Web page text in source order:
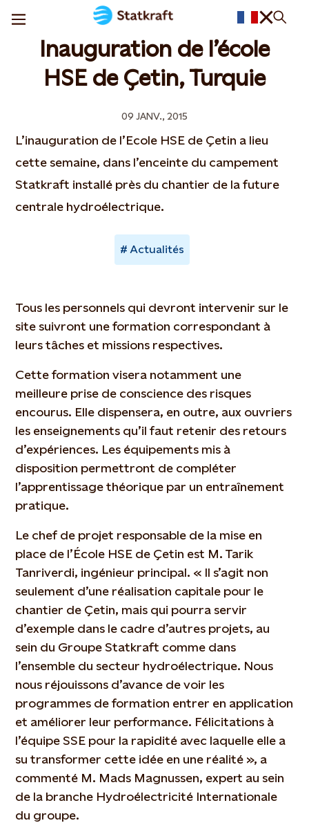
Inauguration de l’école
HSE de Çetin, Turquie
09 JANV., 2015
L’inauguration de l’Ecole HSE de Çetin a lieu
cette semaine, dans l’enceinte du campement
Statkraft installé près du chantier de la future
centrale hydroélectrique.
Actualités
Tous les personnels qui devront intervenir sur le
site suivront une formation correspondant à
leurs tâches et missions respectives.
Cette formation visera notamment une
meilleure prise de conscience des risques
encourus. Elle dispensera, en outre, aux ouvriers
les enseignements qu’il faut retenir des retours
d’expériences. Les équipements mis à
disposition permettront de compléter
l’apprentissage théorique par un entraînement
pratique.
Le chef de projet responsable de la mise en
place de l’École HSE de Çetin est M. Tarik
Tanriverdi, ingénieur principal. « Il s’agit non
seulement d’une réalisation capitale pour le
chantier de Çetin, mais qui pourra servir
d’exemple dans le cadre d’autres projets, au
sein du Groupe Statkraft comme dans
l’ensemble du secteur hydroélectrique. Nous
nous réjouissons d’avance de voir les
programmes de formation entrer en application
et améliorer leur performance. Félicitations à
l’équipe SSE pour la rapidité avec laquelle elle a
su transformer cette idée en une réalité », a
commenté M. Mads Magnussen, expert au sein
de la branche Hydroélectricité Internationale
du groupe.